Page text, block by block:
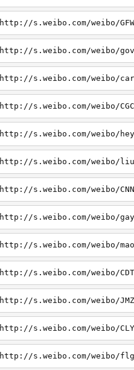
http://s.weibo.com/weibo/GFW
http://s.weibo.com/weibo/gov
http://s.weibo.com/weibo/car
http://s.weibo.com/weibo/CGC
http://s.weibo.com/weibo/hey
http://s.weibo.com/weibo/liu
http://s.weibo.com/weibo/CNN
http://s.weibo.com/weibo/gay
http://s.weibo.com/weibo/mao
http://s.weibo.com/weibo/CDT
http://s.weibo.com/weibo/JMZ
http://s.weibo.com/weibo/CLY
http://s.weibo.com/weibo/flg